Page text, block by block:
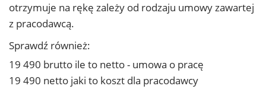
otrzymuje na rękę zależy od rodzaju umowy zawartej
z pracodawcą.
Sprawdź również:
19 490 brutto ile to netto - umowa o pracę
19 490 netto jaki to koszt dla pracodawcy